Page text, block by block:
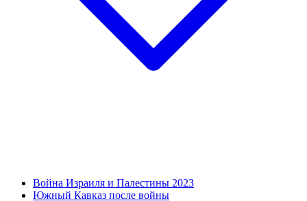
Война Израиля и Палестины 2023
Южный Кавказ после войны